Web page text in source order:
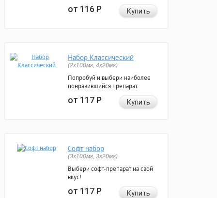
от 116Р Купить
Набор Классический
(2x100мг, 4x20мг)
Попробуй и выбери наиболее
понравившийся препарат.
от 117Р Купить
Софт набор
(3x100мг, 3x20мг)
Выбери софт-препарат на свой
вкус!
от 117Р Купить